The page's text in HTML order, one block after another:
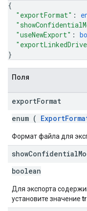
{
"exportFormat" :
"useNewExport" :
}
Поля
exportFormat
enum (
Формат файла для
showConfidential
boolean
Для экспорта
установите значение